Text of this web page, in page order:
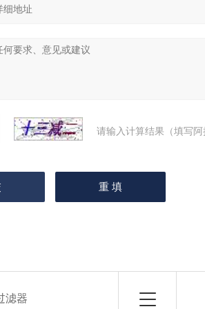
请输入计算结果（填写
滤器